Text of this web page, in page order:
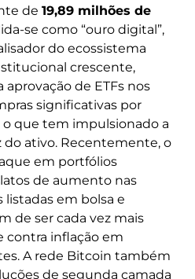
de 19,89 milhões de
se como “ouro digital”,
do ecossistema
crescente,
de ETFs nos
significativas por
que tem impulsionado a
ativo. Recentemente, o
em portfólios
de aumento nas
listadas em bolsa e
de ser cada vez mais
contra inflação em
A rede Bitcoin também
de segunda camada